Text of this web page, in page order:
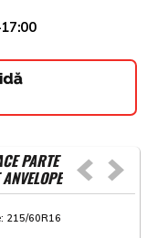
PARTE
215/60R16